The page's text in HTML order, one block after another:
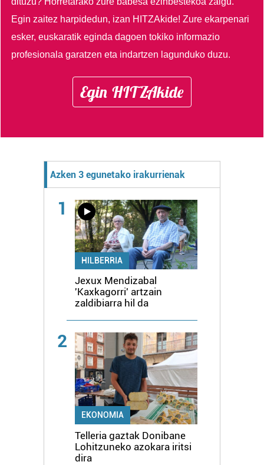
Egin zaitez harpidedun, izan HITZAkide!Zure ekarpenari
esker, euskaratik eginda dagoen tokiko informazio
profesionala garatzen eta indartzen lagunduko duzu.
Egin HITZAkide
Azken 3 egunetako irakurrienak
1
HILBERRIA
Jexux Mendizabal
'Kaxkagorri' artzain
zaldibiarra hil da
2
EKONOMIA
Telleria gaztak Donibane
Lohitzuneko azokara iritsi
dira